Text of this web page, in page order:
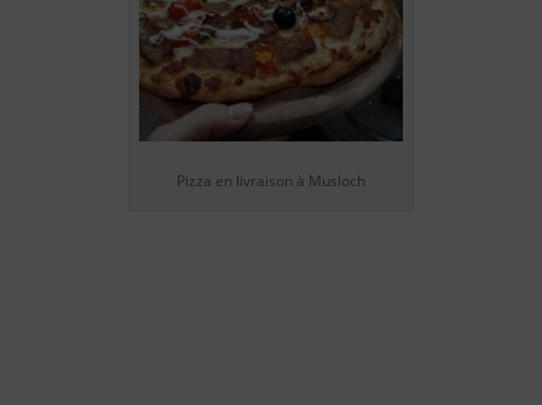
Pizza en livraison à Musloch